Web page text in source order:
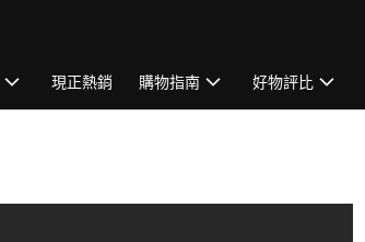
現正熱銷 購物指南 好物評比